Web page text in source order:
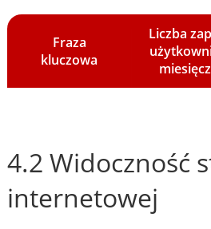
Fraza
kluczowa
Liczba
4.2 Widoczność
internetowej